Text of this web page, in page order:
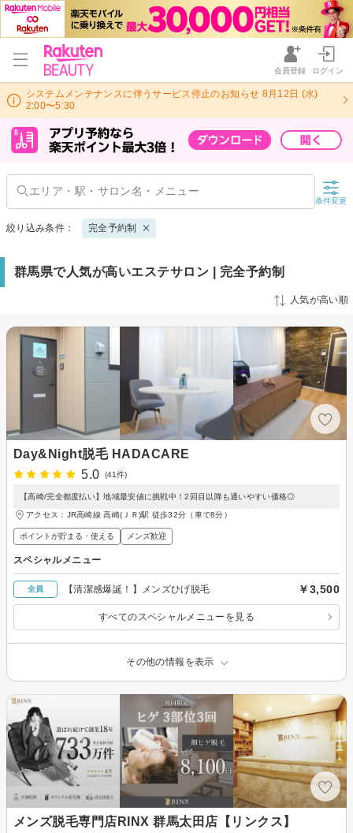
会員登録 ログイン
システムメンテナンスに伴うサービス停止のお知らせ 8月12日 (水)
2:00〜5:30
条件変更
絞り込み条件： 完全予約制
群馬県で人気が高いエステサロン | 完全予約制
人気が高い順
Day&Night脱毛 HADACARE
5.0
(41件)
【高崎/完全都度払い】地域最安値に挑戦中！2回目以降も通いやすい価格◎
アクセス：JR高崎線 高崎(ＪＲ)駅 徒歩32分（車で8分）
ポイントが貯まる・使える メンズ歓迎
スペシャルメニュー
全員 【清潔感爆誕！】メンズひげ脱毛 ￥3,500
すべてのスペシャルメニューを見る
その他の情報を表示
メンズ脱毛専門店RINX 群馬太田店【リンクス】